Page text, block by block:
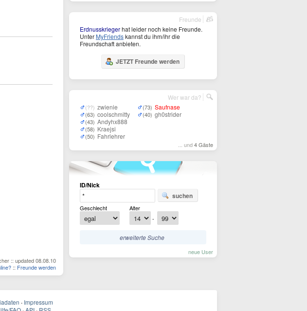
:: updated 08.08.10
:: Freunde werden
Erdnusskriegerhat leider noch keine Freunde.
Unter MyFriendskannst du ihm/ihr die
Freundschaft anbieten.
JETZT Freunde werden
Freunde
(??) zwienie
(63) coolschmitty
(43) Andyhx888
(58) Kraejsi
(50) Fahrlehrer
(73) Saufnase
(40) gh0strider
... und4 Gäste
Wer war da?
ID/Nick
suchen
Geschlecht
Alter
-
erweiterte Suche
neue User
· Impressum